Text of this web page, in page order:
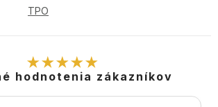
TPO
★★★★★
hodnotenia zákazníkov